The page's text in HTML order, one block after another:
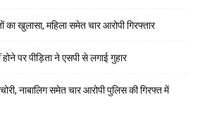
का खुलासा, महिला समेत चार आरोपी गिरफ्तार
होने पर पीड़िता ने एसपी से लगाई गुहार
नाबालिग समेत चार आरोपी पुलिस की गिरफ्त में